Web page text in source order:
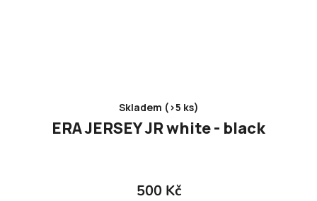
Skladem (>5 ks)
ERA JERSEY JR white - black
500 Kč